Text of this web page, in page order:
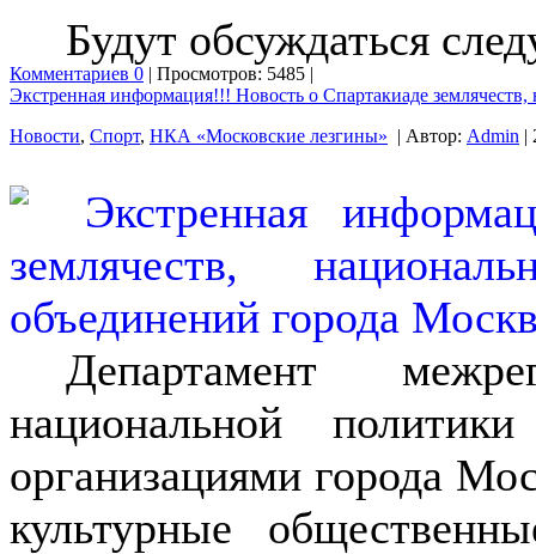
Будут обсуждаться
Комментариев 0 | Просмотров: 5485 |
Экстренная информация!!! Новость о Спартакиаде
Новости, Спорт, НКА «Московские лезгины» | Автор: Admin |
Департамент
национальной
организациями города
культурные